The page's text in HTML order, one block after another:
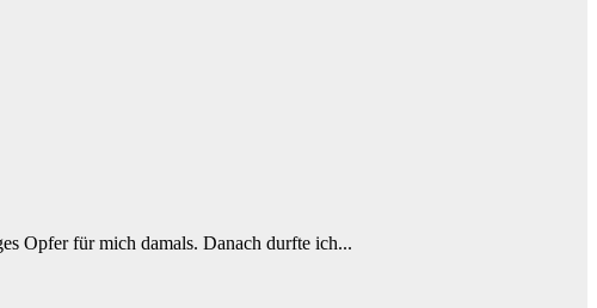
Opfer für mich damals. Danach durfte ich...